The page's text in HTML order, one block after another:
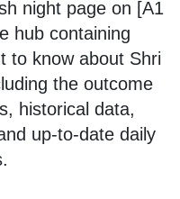
night page on [A1
hub containing
to know about Shri
the outcome
historical data,
up-to-date daily